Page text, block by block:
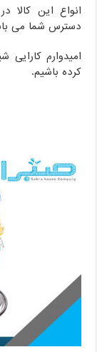
انواع این کالا
دسترس شما می
امیدوارم
کرده باشیم.